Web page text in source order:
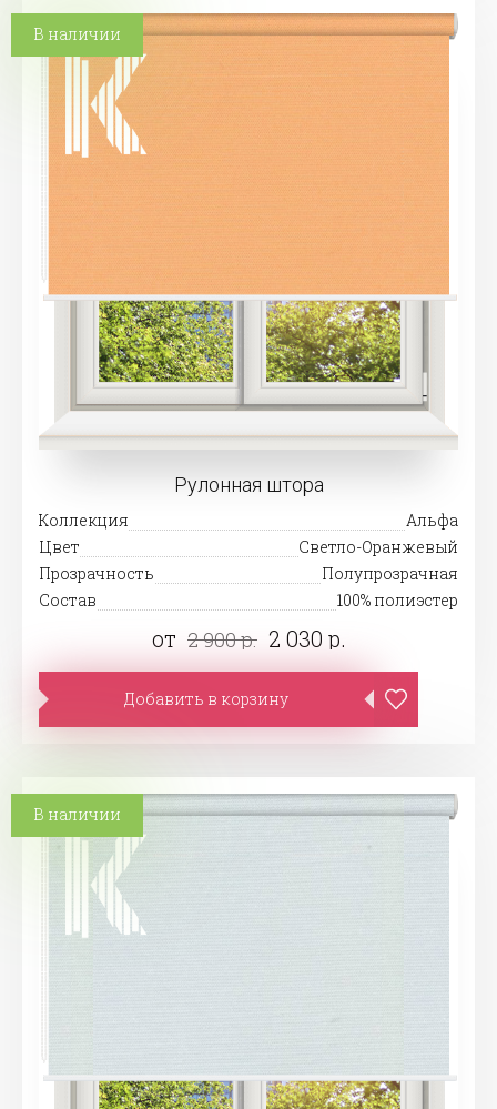
Рулонная штора
Коллекция
Альфа
Цвет
Светло-Оранжевый
Прозрачность
Полупрозрачная
Состав
100% полиэстер
от 2 900 р. 2 030 р.
В наличии
Добавить в корзину
В наличии